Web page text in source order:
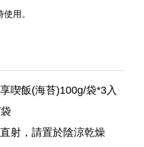
使用。
喫飯(海苔)100g/袋*3入
射，請置於陰涼乾燥